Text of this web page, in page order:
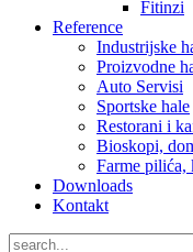
Fitinzi
Reference
Industrijske
Proizvodne
Auto Servisi
Sportske hale
Restorani i
Bioskopi,
Farme pilića,
Downloads
Kontakt